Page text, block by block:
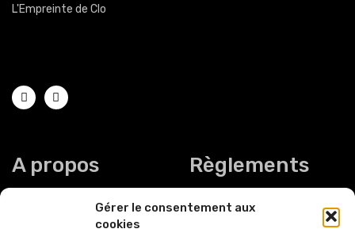
Gérer le consentement aux
cookies
L'Empreinte de Clo
A propos
Qui sommes-nous?
Règlements
Mentions légales